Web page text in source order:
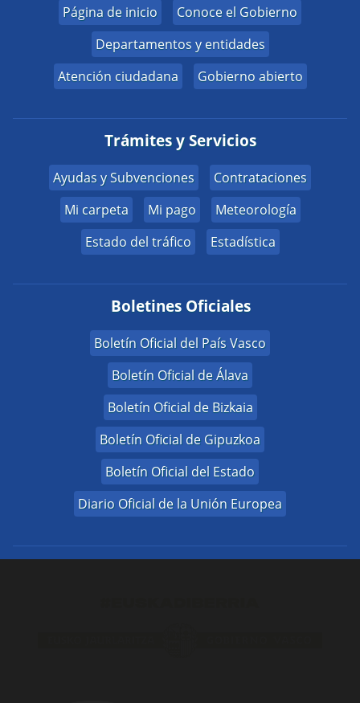
Página de inicio
Conoce el Gobierno
Departamentos y entidades
Atención ciudadana
Gobierno abierto
Trámites y Servicios
Ayudas y Subvenciones
Contrataciones
Mi carpeta
Mi pago
Meteorología
Estado del tráfico
Estadística
Boletines Oficiales
Boletín Oficial del País Vasco
Boletín Oficial de Álava
Boletín Oficial de Bizkaia
Boletín Oficial de Gipuzkoa
Boletín Oficial del Estado
Diario Oficial de la Unión Europea